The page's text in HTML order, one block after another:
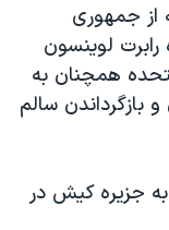
از جمهوری
لوینسون
همچنان به
سالم
جزیره کیش در